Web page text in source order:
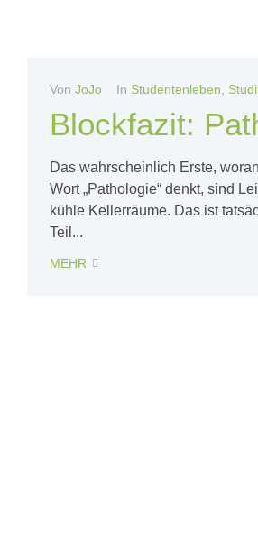
Von JoJo In Studentenleben,
Blockfazit:
Das wahrscheinlich Erste,
Wort „Pathologie“ denkt, sind
kühle Kellerräume. Das ist
Teil...
MEHR